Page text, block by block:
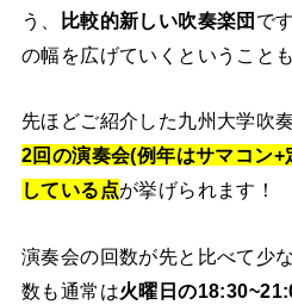
う、
比較的新しい吹奏楽団 で
の幅を広げていくということ
先ほどご紹介した九州大学吹
2回の演奏会(例年はサマコン
している点が挙げられます！
演奏会の回数が先と比べて少
数も通常は火曜日の